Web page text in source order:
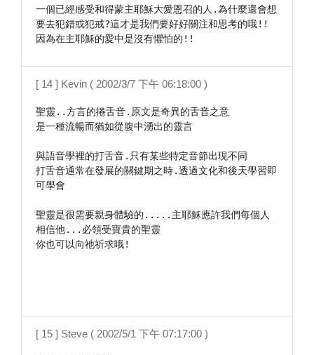
一個已經感受和得蒙主耶穌大愛恩召的人.為什麼還會想
要去犯錯或犯戒?這才是我們要好好關注和思考的哦!!
因為在主耶穌的愛中是沒有懼怕的!!
[ 14 ] Kevin ( 2002/3/7 下午 06:18:00 )
聖靈..方言的捲舌音.原文是奇異的舌音之意
是一種流暢而猶如從腹中湧出的靈言
與語音學裡的打舌音.只有某些特定音節出現不同
打舌音通常在發展的關鍵期之時.透過文化和後天學習即
可學會
聖靈是很需要親身體驗的.....主耶穌應許我們每個人
相信他...必領受寶貴的聖靈
你也可以向祂祈求哦!
[ 15 ] Steve ( 2002/5/1 下午 07:17:00 )